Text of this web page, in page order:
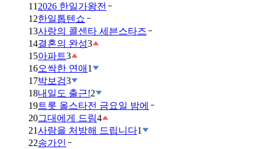
11 2026 한일가왕전
12한일톱텐쇼
13사랑의 콜센타 세븐스타즈
14결혼의 완성3
15아파트3
16오싹한 연애 1
17박보검3
18내일도 출근!2
19트롯 올스타전 금요일 밤에
20그대에게 드림4
21사랑을 처방해 드립니다1
22송가인